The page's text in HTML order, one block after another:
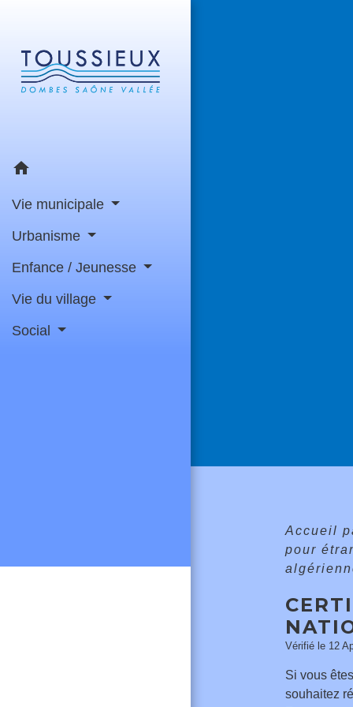
home
Vie municipale
Urbanisme
Enfance / Jeunesse
Vie du village
Social
Accueil
pour
Vérifié le 12
Si vous
souhaitez